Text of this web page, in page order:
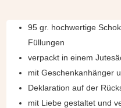
95 gr. hochwertige
Füllungen
verpackt in einem
mit Geschenkanhänger
Deklaration auf der
mit Liebe gestaltet und